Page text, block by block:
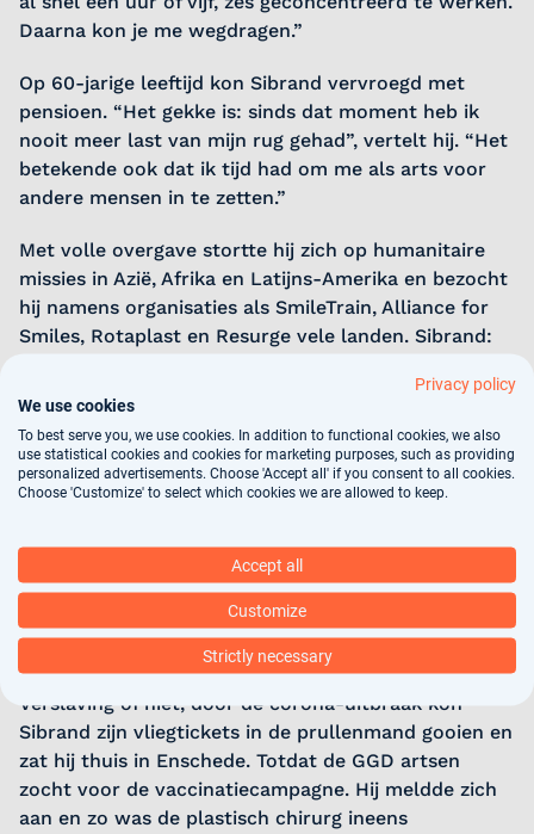
Daarna kon je me wegdragen.”
Op 60-jarige leeftijd kon Sibrand vervroegd met
pensioen. “Het gekke is: sinds dat moment heb ik
nooit meer last van mijn rug gehad”, vertelt hij. “Het
betekende ook dat ik tijd had om me als arts voor
andere mensen in te zetten.”
Met volle overgave stortte hij zich op humanitaire
missies in Azië, Afrika en Latijns-Amerika en bezocht
hij namens organisaties als SmileTrain, Alliance for
Smiles, Rotaplast en Resurge vele landen. Sibrand:
de meeste mensen geen toegang hebben tot
met een aangeboren gezichtsafwijking toe aan
iemand uit een ander land die ze niet kunnen
verstaan. Een uur later kun je dat kind weer naar de
gelaat. Ik kan je zeggen dat ik me moeilijk een
dankbaarder gevoel kan voorstellen. Ze hadden me
vooraf gezegd dat het werk verslavend is, en dat is
Verslaving of niet, door de corona-uitbraak kon
Sibrand zijn vliegtickets in de prullenmand gooien en
zat hij thuis in Enschede. Totdat de GGD artsen
zocht voor de vaccinatiecampagne. Hij meldde zich
aan en zo was de plastisch chirurg ineens
Privacy policy
We use cookies
To best serve you, we use cookies. In addition to functional cookies, we also
use statistical cookies and cookies for marketing purposes, such as providing
personalized advertisements. Choose 'Accept all' if you consent to all cookies.
Choose 'Customize' to select which cookies we are allowed to keep.
Accept all
Customize
Strictly necessary